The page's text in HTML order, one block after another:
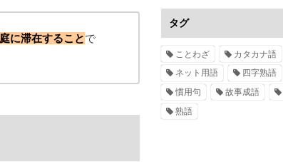
に滞在することで
タグ
ことわざ カタカナ語
ネット用語
四字熟語
慣用句
故事成語
熟語